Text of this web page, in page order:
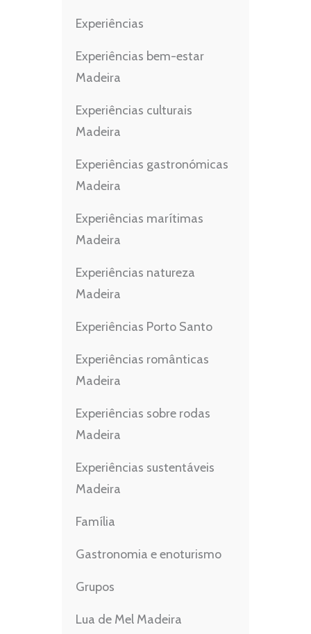
Experiências
Experiências bem-estar
Madeira
Experiências culturais
Madeira
Experiências gastronómicas
Madeira
Experiências marítimas
Madeira
Experiências natureza
Madeira
Experiências Porto Santo
Experiências românticas
Madeira
Experiências sobre rodas
Madeira
Experiências sustentáveis
Madeira
Família
Gastronomia e enoturismo
Grupos
Lua de Mel Madeira